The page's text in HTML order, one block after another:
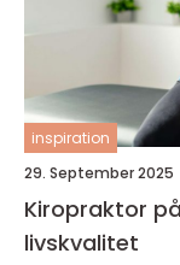
inspiration
29. September 2025
Kiropraktor
livskvalitet